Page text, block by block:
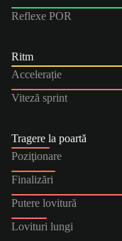
Reflexe POR
Ritm
Accelerație
Viteză sprint
Tragere la poartă
Poziţionare
Finalizări
Putere lovitură
Lovituri lungi